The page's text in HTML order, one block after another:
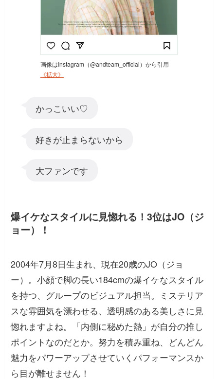
画像はInstagram（@andteam_official）から引用
《拡大》
かっこいい♡
好きが止まらないから
大ファンです
爆イケなスタイルに見惚れる！3位はJO（ジ
ョー）！
2004年7月8日生まれ、現在20歳のJO（ジョ
ー）。小顔で脚の長い184cmの爆イケなスタイル
を持つ、グループのビジュアル担当。ミステリア
スな雰囲気を漂わせる、透明感のある美しさに見
惚れますよね。「内側に秘めた熱」が自分の推し
ポイントなのだとか。努力を積み重ね、どんどん
魅力をパワーアップさせていくパフォーマンスか
ら目が離せません！